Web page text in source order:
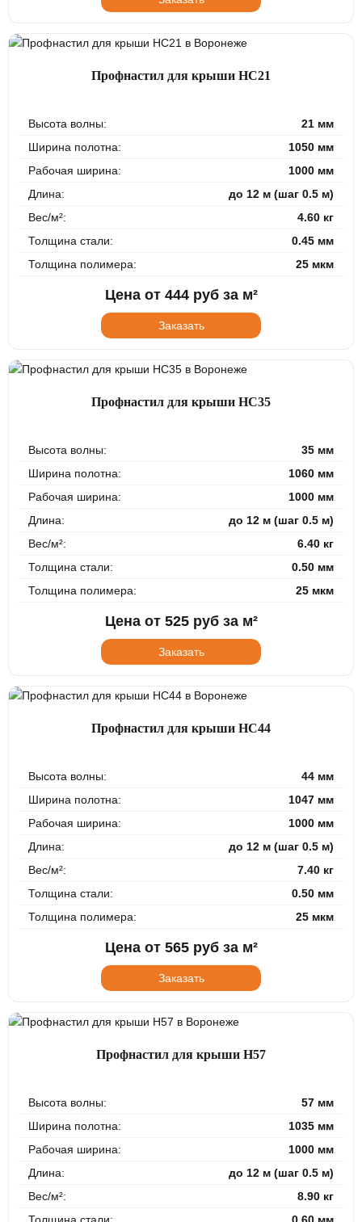
Профнастил для крыши НС21
Высота волны:
21 мм
Ширина полотна:
1050 мм
Рабочая ширина:
1000 мм
Длина:
до 12 м (шаг 0.5 м)
Вес/м²:
4.60 кг
Толщина стали:
0.45 мм
Толщина полимера:
25 мкм
Цена от 444руб за м²
Заказать
Профнастил для крыши НС35
Высота волны:
35 мм
Ширина полотна:
1060 мм
Рабочая ширина:
1000 мм
Длина:
до 12 м (шаг 0.5 м)
Вес/м²:
6.40 кг
Толщина стали:
0.50 мм
Толщина полимера:
25 мкм
Цена от 525руб за м²
Заказать
Профнастил для крыши НС44
Высота волны:
44 мм
Ширина полотна:
1047 мм
Рабочая ширина:
1000 мм
Длина:
до 12 м (шаг 0.5 м)
Вес/м²:
7.40 кг
Толщина стали:
0.50 мм
Толщина полимера:
25 мкм
Цена от 565руб за м²
Заказать
Профнастил для крыши Н57
Высота волны:
57 мм
Ширина полотна:
1035 мм
Рабочая ширина:
1000 мм
Длина:
до 12 м (шаг 0.5 м)
Вес/м²:
8.90 кг